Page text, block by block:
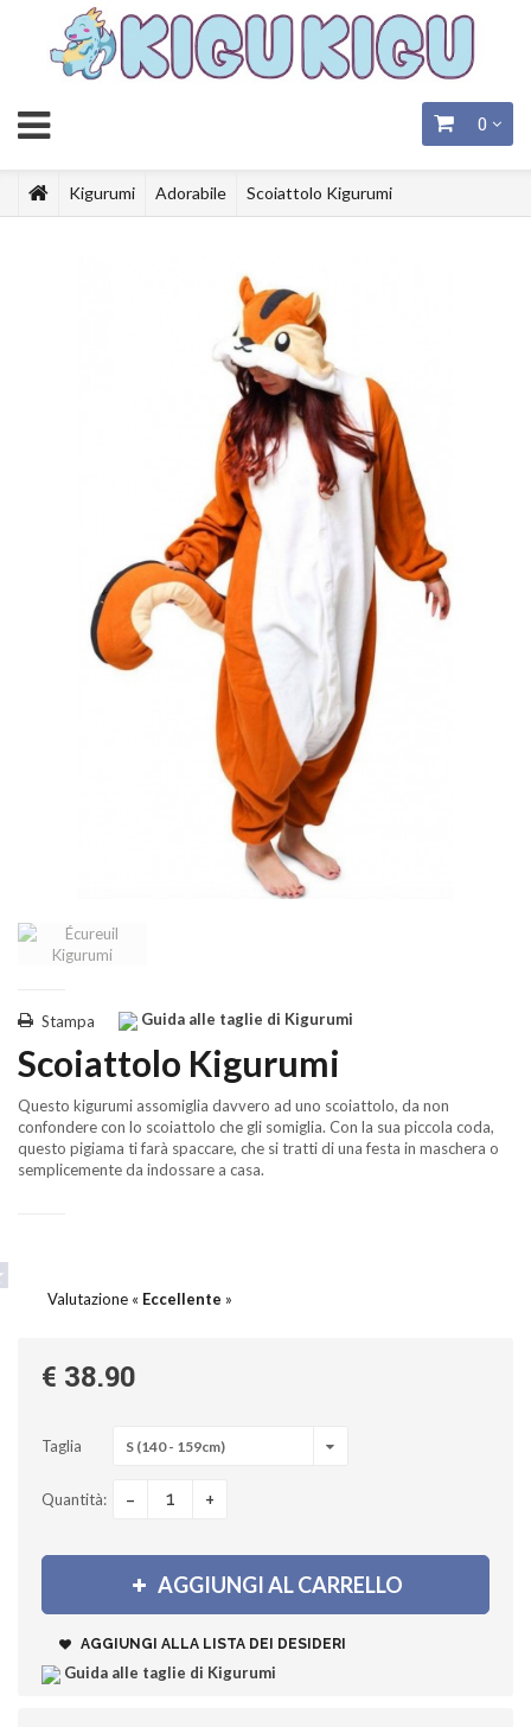
0
Kigurumi Adorabile Scoiattolo Kigurumi
Guida alle taglie di Kigurumi
Stampa
Scoiattolo Kigurumi
Questo kigurumi assomiglia davvero ad uno scoiattolo, da non
confondere con lo scoiattolo che gli somiglia. Con la sua piccola coda,
questo pigiama ti farà spaccare, che si tratti di una festa in maschera o
semplicemente da indossare a casa.
Valutazione « Eccellente »
€ 38.90
Taglia S (140 - 159cm)
Quantità: - +
AGGIUNGI AL CARRELLO
AGGIUNGI ALLA LISTA DEI DESIDERI
Guida alle taglie di Kigurumi